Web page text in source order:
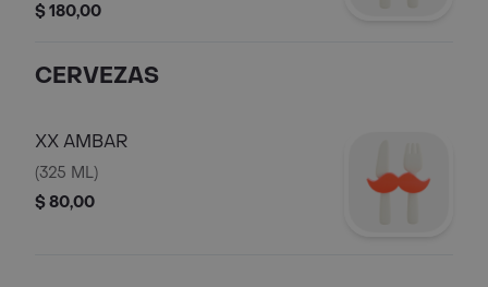
$ 180,00
CERVEZAS
XX AMBAR
(325 ML)
$ 80,00